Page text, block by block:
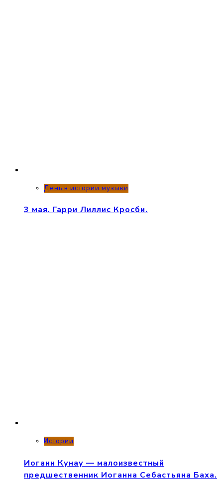
День в истории музыки
3 мая. Гарри Лиллис Кросби.
Истории
Иоганн Кунау — малоизвестный
предшественник Иоганна Себастьяна Баха.